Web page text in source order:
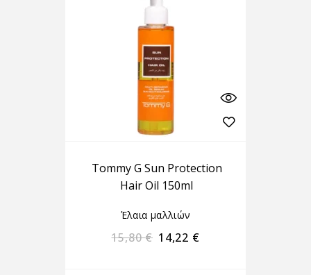
Tommy G Sun Protection
Hair Oil 150ml
Έλαια μαλλιών
15,80€ 14,22 €